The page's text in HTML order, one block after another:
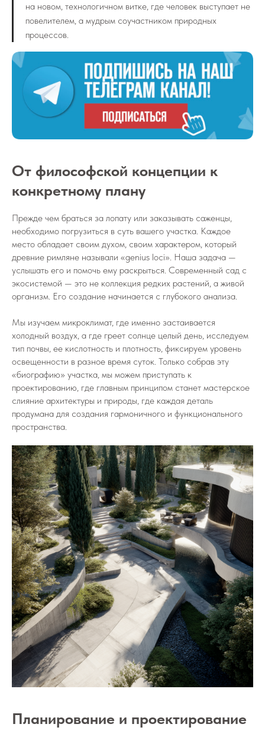
на новом, технологичном витке, где человек выступает не
повелителем, а мудрым соучастником природных
процессов.
От философской концепции к
конкретному плану
Прежде чем браться за лопату или заказывать саженцы,
необходимо погрузиться в суть вашего участка. Каждое
место обладает своим духом, своим характером, который
древние римляне называли «genius loci». Наша задача —
услышать его и помочь ему раскрыться. Современный сад с
экосистемой — это не коллекция редких растений, а живой
организм. Его создание начинается с глубокого анализа.
Мы изучаем микроклимат, где именно застаивается
холодный воздух, а где греет солнце целый день, исследуем
тип почвы, ее кислотность и плотность, фиксируем уровень
освещенности в разное время суток. Только собрав эту
«биографию» участка, мы можем приступать к
проектированию, где главным принципом станет мастерское
слияние архитектуры и природы, где каждая деталь
продумана для создания гармоничного и функционального
пространства.
Планирование и проектирование